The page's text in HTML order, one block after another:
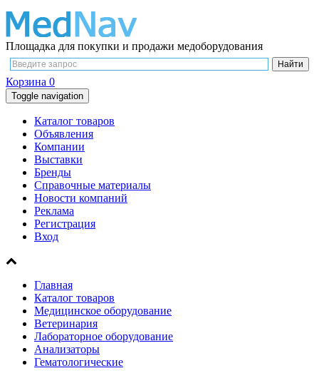
Площадка для покупки и продажи медоборудования
Корзина 0
Toggle navigation
Каталог товаров
Объявления
Компании
Выставки
Бренды
Справочные материалы
Новости компаний
Реклама
Регистрация
Вход
Главная
Каталог товаров
Медицинское оборудование
Ветеринария
Лабораторное оборудование
Анализаторы
Гематологические